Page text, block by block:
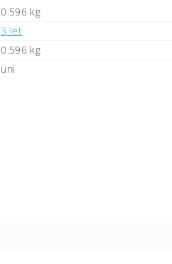
0.596 kg
3 let
0.596 kg
uni